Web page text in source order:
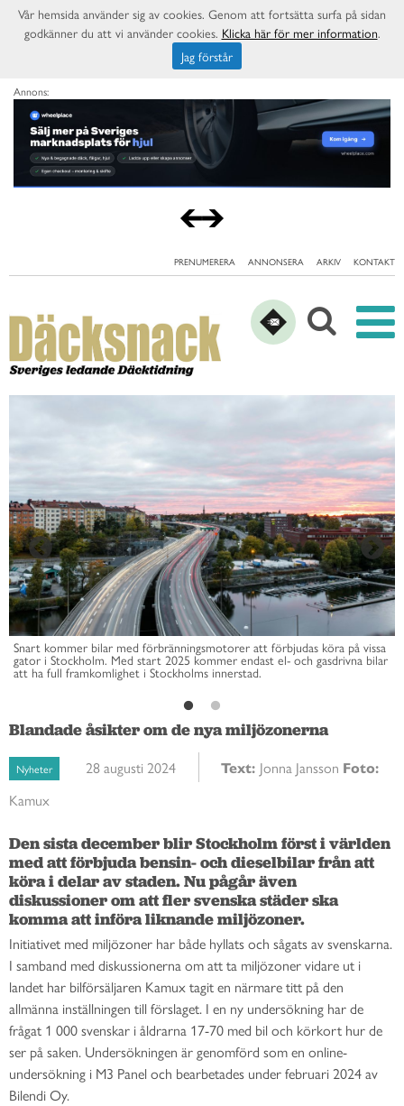
Annons:
PRENUMERERA ANNONSERA ARKIV KONTAKT
Snart kommer bilar med förbränningsmotorer att förbjudas köra på vissa
gator i Stockholm. Med start 2025 kommer endast el- och gasdrivna bilar
att ha full framkomlighet i Stockholms innerstad.
Blandade åsikter om de nya miljözonerna
Nyheter 28 augusti 2024 Text: Jonna Jansson Foto:
Kamux
Den sista december blir Stockholm först i världen
med att förbjuda bensin- och dieselbilar från att
köra i delar av staden. Nu pågår även
diskussioner om att fler svenska städer ska
komma att införa liknande miljözoner.
Initiativet med miljözoner har både hyllats och sågats av svenskarna.
I samband med diskussionerna om att ta miljözoner vidare ut i
landet har bilförsäljaren Kamux tagit en närmare titt på den
allmänna inställningen till förslaget. I en ny undersökning har de
frågat 1 000 svenskar i åldrarna 17-70 med bil och körkort hur de
ser på saken. Undersökningen är genomförd som en online-
undersökning i M3 Panel och bearbetades under februari 2024 av
Bilendi Oy.
Vår hemsida använder sig av cookies. Genom att fortsätta surfa på sidan
godkänner du att vi använder cookies. Klicka här för mer information.
Jag förstår